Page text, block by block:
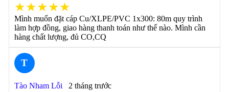
★★★★★
Mình muốn đặt cáp Cu/XLPE/PVC 1x300: 80m quy trình
làm hợp đồng, giao hàng thanh toán như thế nào. Mình cần
hàng chất lượng, đủ CO,CQ
T
Tào Nham Lỗi 2 tháng trước